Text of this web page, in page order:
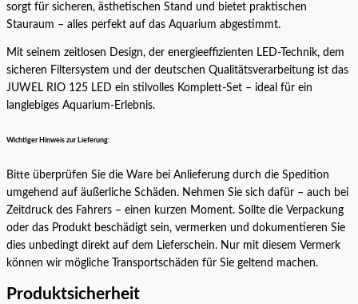
sorgt für sicheren, ästhetischen Stand und bietet praktischen
Stauraum – alles perfekt auf das Aquarium abgestimmt.
Mit seinem zeitlosen Design, der energieeffizienten LED-Technik, dem
sicheren Filtersystem und der deutschen Qualitätsverarbeitung ist das
JUWEL RIO 125 LED ein stilvolles Komplett-Set – ideal für ein
langlebiges Aquarium-Erlebnis.
Wichtiger Hinweis zur Lieferung:
Bitte überprüfen Sie die Ware bei Anlieferung durch die Spedition
umgehend auf äußerliche Schäden. Nehmen Sie sich dafür – auch bei
Zeitdruck des Fahrers – einen kurzen Moment. Sollte die Verpackung
oder das Produkt beschädigt sein, vermerken und dokumentieren Sie
dies unbedingt direkt auf dem Lieferschein. Nur mit diesem Vermerk
können wir mögliche Transportschäden für Sie geltend machen.
Produktsicherheit